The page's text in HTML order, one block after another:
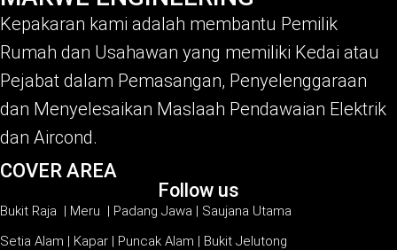
Kepakaran kami adalah membantu Pemilik
Rumah dan Usahawan yang memiliki Kedai atau
Pejabat dalam Pemasangan, Penyelenggaraan
dan Menyelesaikan Maslaah Pendawaian Elektrik
dan Aircond.
COVER AREA
Follow us
Bukit Raja | Meru | Padang Jawa | Saujana Utama
Setia Alam | Kapar | Puncak Alam | Bukit Jelutong